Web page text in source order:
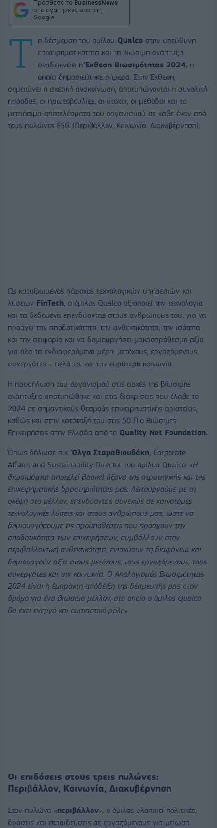
Πρόσθεσε το BusinessNews
στα αγαπημένα σου στη
Google
Τ η δέσμευση του ομίλου Qualco στην υπεύθυνη
επιχειρηματικότητα και τη βιώσιμη ανάπτυξη
αναδεικνύει ηΈκθεση Βιωσιμότητας 2024, η
οποία δημοσιεύτηκε σήμερα. Στην Έκθεση,
σημειώνει η σχετική ανακοίνωση, αποτυπώνονται η συνολική
πρόοδος, οι πρωτοβουλίες, οι στόχοι, οι μέθοδοι και τα
μετρήσιμα αποτελέσματα του οργανισμού σε κάθε έναν από
τους πυλώνες ESG (Περιβάλλον, Κοινωνία, Διακυβέρνηση).
Ως καταξιωμένος πάροχος τεχνολογικών υπηρεσιών και
λύσεων FinTech, ο όμιλος Qualco αξιοποιεί την τεχνολογία
και τα δεδομένα επενδύοντας στους ανθρώπους του, για να
προάγει την αποδοτικότητα, την ανθεκτικότητα, την ισότητα
και την αειφορία και να δημιουργήσει μακροπρόθεσμη αξία
για όλα τα ενδιαφερόμενα μέρη: μετόχους, εργαζόμενους,
συνεργάτες – πελάτες, και την ευρύτερη κοινωνία.
Η προσήλωση του οργανισμού στις αρχές της βιώσιμης
ανάπτυξης αποτυπώθηκε και στις διακρίσεις που έλαβε το
2024 σε σημαντικούς θεσμούς επιχειρηματικής αριστείας,
καθώς και στην κατάταξή του στις 50 Πιο Βιώσιμες
Επιχειρήσεις στην Ελλάδα από το Quality Net Foundation.
Όπως δήλωσε η κ.Όλγα Σταμαθιουδάκη, Corporate
Affairs and Sustainability Director του ομίλου Qualco: «Η
βιωσιμότητα αποτελεί βασικό άξονα της στρατηγικής και της
επιχειρηματικής δραστηριότητάς μας. Λειτουργούμε με τη
σκέψη στο μέλλον, επενδύοντας συνεχώς σε καινοτόμες
τεχνολογικές λύσεις και στους ανθρώπους μας, ώστε να
δημιουργήσουμε τις προϋποθέσεις που προάγουν την
αποδοτικότητα των επιχειρήσεων, συμβάλλουν στην
περιβαλλοντική ανθεκτικότητα, ενισχύουν τη διαφάνεια και
δημιουργούν αξία στους μετόχους, τους εργαζόμενους, τους
συνεργάτες και την κοινωνία. Ο Απολογισμός Βιωσιμότητας
2024 είναι η έμπρακτη απόδειξη της δέσμευσής μας στον
δρόμο για ένα βιώσιμο μέλλον, στο οποίο ο όμιλος Qualco
θα έχει ενεργό και ουσιαστικό ρόλο».
Οι επιδόσεις στους τρεις πυλώνες:
Περιβάλλον, Κοινωνία, Διακυβέρνηση
Στον πυλώνα «περιβάλλον», ο όμιλος υλοποιεί πολιτικές,
δράσεις και εκπαιδεύσεις σε εργαζόμενους για μείωση